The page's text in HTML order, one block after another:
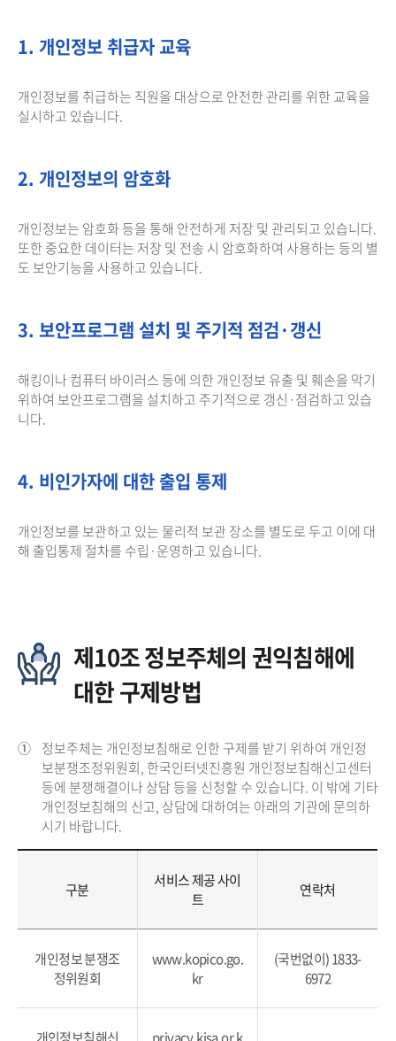
1. 개인정보 취급자 교육
개인정보를 취급하는 직원을 대상으로 안전한 관리를 위한 교육을
실시하고 있습니다.
2. 개인정보의 암호화
개인정보는 암호화 등을 통해 안전하게 저장 및 관리되고 있습니다.
또한 중요한 데이터는 저장 및 전송 시 암호화하여 사용하는 등의 별
도 보안기능을 사용하고 있습니다.
3. 보안프로그램 설치 및 주기적 점검·갱신
해킹이나 컴퓨터 바이러스 등에 의한 개인정보 유출 및 훼손을 막기
위하여 보안프로그램을 설치하고 주기적으로 갱신·점검하고 있습
니다.
4. 비인가자에 대한 출입 통제
개인정보를 보관하고 있는 물리적 보관 장소를 별도로 두고 이에 대
해 출입통제 절차를 수립·운영하고 있습니다.
제10조 정보주체의 권익침해에
대한 구제방법
① 정보주체는 개인정보침해로 인한 구제를 받기 위하여 개인정
보분쟁조정위원회, 한국인터넷진흥원 개인정보침해신고센터
등에 분쟁해결이나 상담 등을 신청할 수 있습니다. 이 밖에 기타
개인정보침해의 신고, 상담에 대하여는 아래의 기관에 문의하
시기 바랍니다.
구분
서비스 제공 사이
트
연락처
개인정보 분쟁조
정위원회
www.kopico.go.
kr
(국번없이) 1833-
6972
개인정보침해신 privacy.kisa.or.k